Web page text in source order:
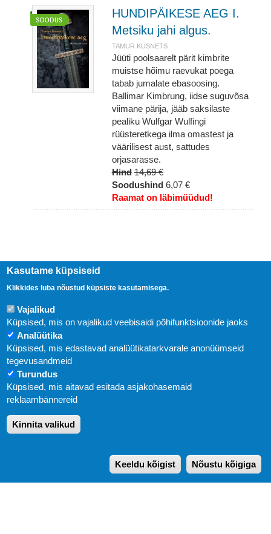
HUNDIPÄIKESE AEG I.
Metsiku jahi algus.
TAMUR KUSNETS
Jüüti poolsaarelt pärit kimbrite
muistse hõimu raevukat poega
tabab jumalate ebasoosing.
Ballimar Kimbrung, iidse suguvõsa
viimane pärija, jääb saksilaste
pealiku Wulfgar Wulfingi
rüüsteretkega ilma omastest ja
väärilisest aust, sattudes
orjasarasse.
Hind 14,69 €
Soodushind 6,07 €
Raamat on läbimüüdud!
Uudised
KIRJASTUS PEGASUS OÜ © 2020
Paldiski mnt. 29 (A korpus VI korrus), Tallinn
E-post:pegasus[at]pegasus.ee
Kasutame küpsiseid
Klikkides luba nõustud küpsiste kasutamisega.
Vajalikud
Küpsised, mis on vajalikud veebisaidi põhifunktsioonide jaoks
Analüütika
Küpsised, mis edastavad analüütikatarkvarale anonüümseid
tegevusandmeid
Turundus
Küpsised, mis aitavad esitada asjakohasemaid
reklaambännereid
Kinnita valikud
Keeldu kõigist Nõustu kõigiga